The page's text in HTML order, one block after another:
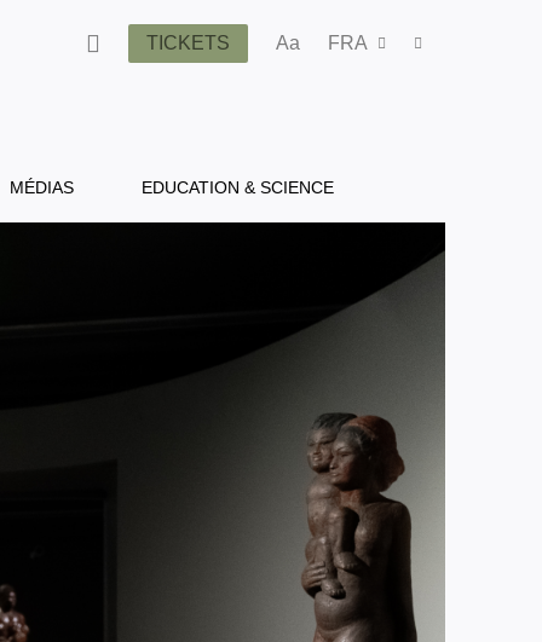
TICKETS Aa FRA
MÉDIAS EDUCATION & SCIENCE